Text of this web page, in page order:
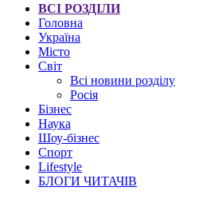
ВСІ РОЗДІЛИ
Головна
Україна
Місто
Світ
Всі новини розділу
Росія
Бізнес
Наука
Шоу-бізнес
Спорт
Lifestyle
БЛОГИ ЧИТАЧІВ